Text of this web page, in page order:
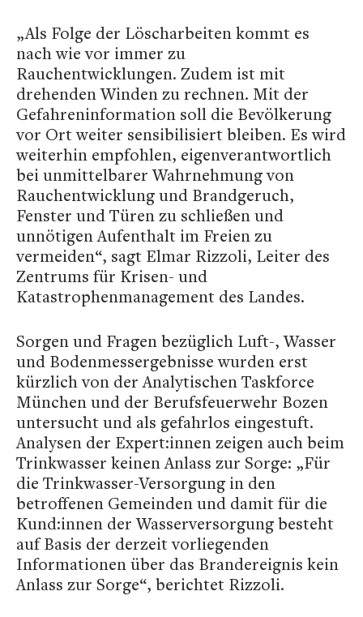
„Als Folge der Löscharbeiten kommt es
nach wie vor immer zu
Rauchentwicklungen. Zudem ist mit
drehenden Winden zu rechnen. Mit der
Gefahreninformation soll die Bevölkerung
vor Ort weiter sensibilisiert bleiben. Es wird
weiterhin empfohlen, eigenverantwortlich
bei unmittelbarer Wahrnehmung von
Rauchentwicklung und Brandgeruch,
Fenster und Türen zu schließen und
unnötigen Aufenthalt im Freien zu
vermeiden“, sagt Elmar Rizzoli, Leiter des
Zentrums für Krisen- und
Katastrophenmanagement des Landes.
Sorgen und Fragen bezüglich Luft-, Wasser
und Bodenmessergebnisse wurden erst
kürzlich von der Analytischen Taskforce
München und der Berufsfeuerwehr Bozen
untersucht und als gefahrlos eingestuft.
Analysen der Expert:innen zeigen auch beim
Trinkwasser keinen Anlass zur Sorge: „Für
die Trinkwasser-Versorgung in den
betroffenen Gemeinden und damit für die
Kund:innen der Wasserversorgung besteht
auf Basis der derzeit vorliegenden
Informationen über das Brandereignis kein
Anlass zur Sorge“, berichtet Rizzoli.